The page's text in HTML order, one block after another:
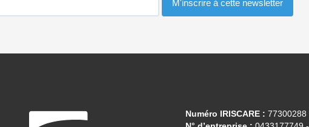
Numéro IRISCARE : 77300288